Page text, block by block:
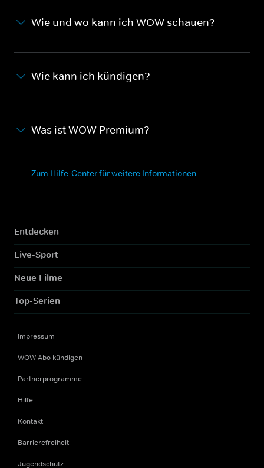
Wie und wo kann ich WOW schauen?
Wie kann ich kündigen?
Was ist WOW Premium?
Zum Hilfe-Center für weitere Informationen
Entdecken
Live-Sport
Neue Filme
Top-Serien
Impressum
WOW Abo kündigen
Partnerprogramme
Hilfe
Kontakt
Barrierefreiheit
Jugendschutz